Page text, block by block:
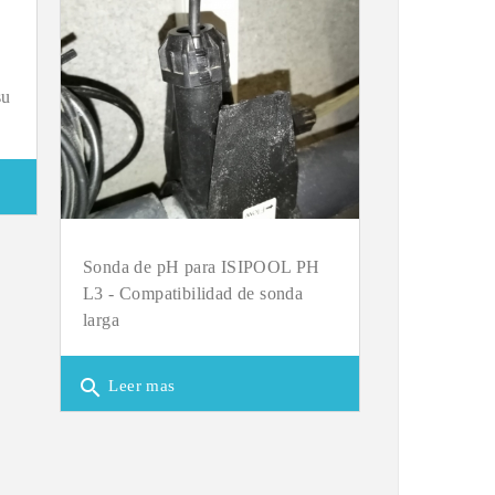
Sonda de pH para ISIPOOL PH
L3 - Compatibilidad de sonda
larga
search Leer mas